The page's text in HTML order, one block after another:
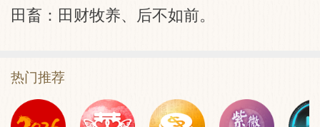
田畜：田财牧养、后不如前。
热门推荐